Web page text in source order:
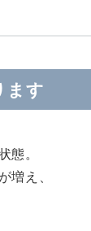
ます
態。
が増え、